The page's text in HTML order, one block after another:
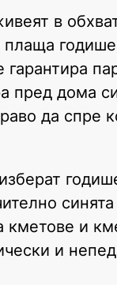
в
плаща
пред дома
да спре
кметове и
и